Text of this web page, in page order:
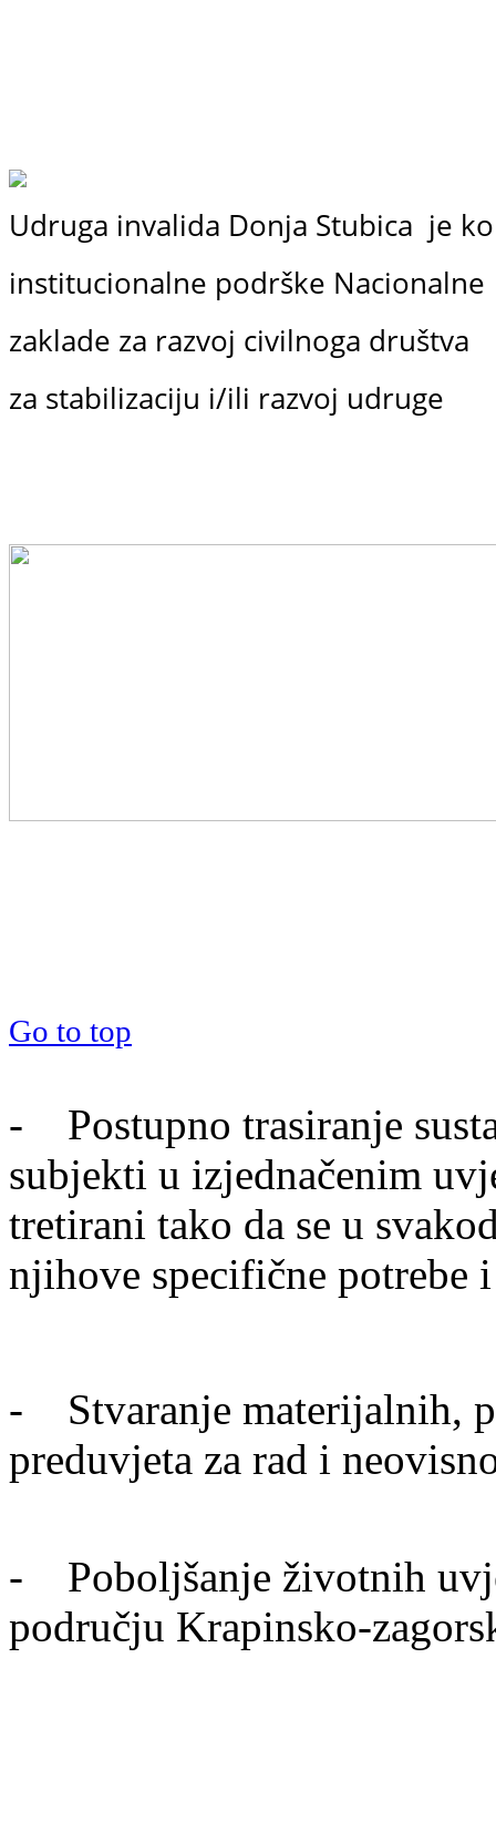
Udruga invalida Donja Stubica je
institucionalne podrške Nacionalne
zaklade za razvoj civilnoga društva
za stabilizaciju i/ili razvoj udruge
Go to top
- Postupno trasiranje
subjekti u izjednačenim
tretirani tako da se u
njihove specifične potrebe
- Stvaranje materijalnih,
preduvjeta za rad i
- Poboljšanje životnih
području Krapinsko-